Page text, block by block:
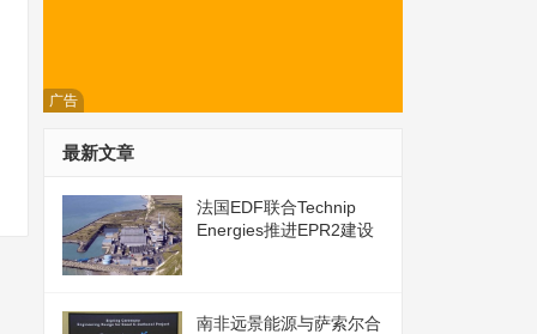
广告
最新文章
法国EDF联合Technip
Energies推进EPR2建设
南非远景能源与萨索尔合